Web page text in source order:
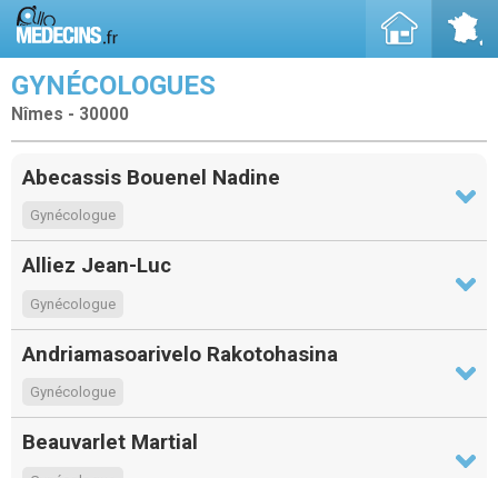
GYNÉCOLOGUES
Nîmes - 30000
Abecassis Bouenel Nadine
Gynécologue
Alliez Jean-Luc
Gynécologue
Andriamasoarivelo Rakotohasina
Gynécologue
Beauvarlet Martial